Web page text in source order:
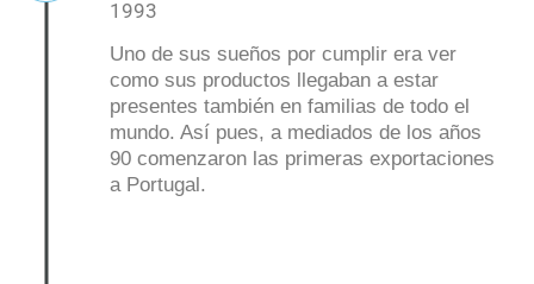
1993
Uno de sus sueños por cumplir era ver
como sus productos llegaban a estar
presentes también en familias de todo el
mundo. Así pues, a mediados de los años
90 comenzaron las primeras exportaciones
a Portugal.